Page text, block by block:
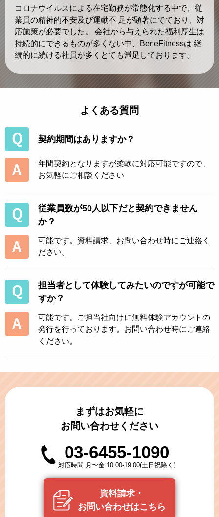
コロナウイルスによる在宅勤務が常態化する中で、従
業員の精神的不安及び運動不 足が顕著にでており、対
応施策が必要でした。 会社から与えられた福利厚生は
持続的にできるものが多くない中、BeneFitnessは 継
続的に続ける社員が多くとても満足しております。
よくある質問
契約期間はありますか？
年間契約となりますが柔軟に対応可能ですので、
お気軽にご相談ください
従業員数が50人以下だと契約できません
か？
可能です。資料請求、お問い合わせ時にご連絡く
ださい。
担当者として体験してみたいのですが可能で
すか？
可能です。ご担当社向けに無料体験アカウントの
発行を行っております。お問い合わせ時にご連絡
ください。
まずはお気軽に
お問い合わせください
03-6455-1090
対応時間:月〜金 10:00-19:00(土日祝除く)
資料請求・
お問い合わせはこちら